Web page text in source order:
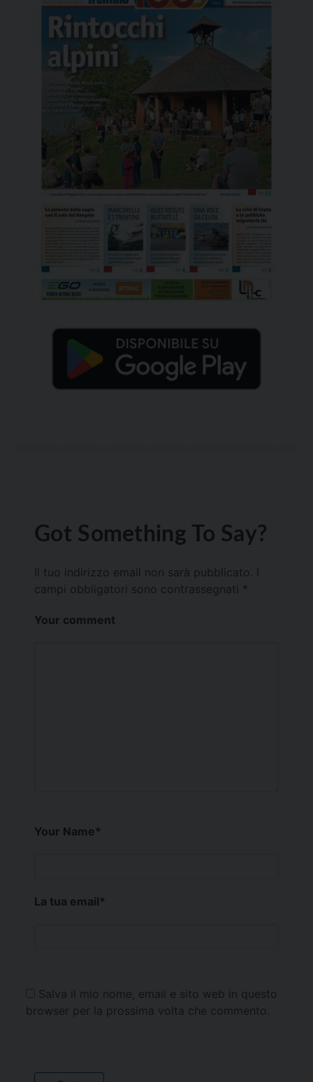
Got Something To Say?
Il tuo indirizzo email non sarà pubblicato.
campi obbligatori sono contrassegnati *
Your comment
Your Name*
La tua email*
Salva il mio nome, email e sito web in questo
browser per la prossima volta che commento.